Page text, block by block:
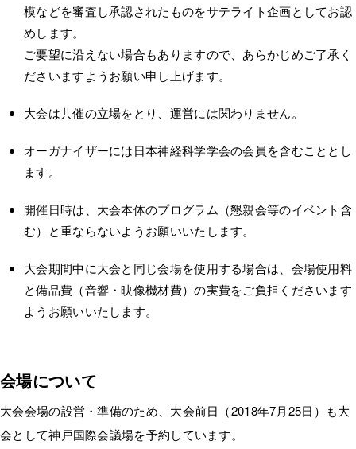
模などを審査し承認されたものをサテライト企画としてお認
めします。
ご要望に沿えない場合もありますので、あらかじめご了承く
ださいますようお願い申し上げます。
大会は共催の立場をとり、運営には関わりません。
オーガナイザーには日本神経科学学会の会員を含むこととし
ます。
開催日時は、大会本体のプログラム（懇親会等のイベント含
む）と重ならないようお願いいたします。
大会期間中に大会と同じ会場を使用する場合は、会場使用料
と備品費（音響・映像機材費）の実費をご負担くださいます
ようお願いいたします。
会場について
大会会場の設営・準備のため、大会前日（2018年7月25日）も大
会として神戸国際会議場を予約しています。